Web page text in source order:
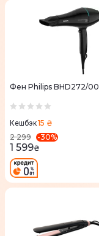
Фен Philips BHD272/00
Кешбэк15 ₴
2 299
-30%
1 599₴